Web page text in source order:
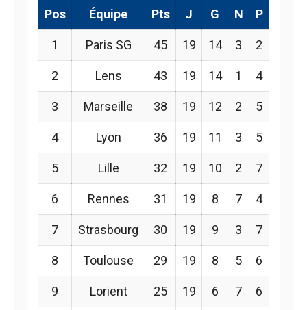
Pos Équipe Pts J G N P
1 Paris SG 45 19 14 3 2
2 Lens 43 19 14 1 4
3 Marseille 38 19 12 2 5
4 Lyon 36 19 11 3 5
5 Lille 32 19 10 2 7
6 Rennes 31 19 8 7 4
7 Strasbourg 30 19 9 3 7
8 Toulouse 29 19 8 5 6
9 Lorient 25 19 6 7 6